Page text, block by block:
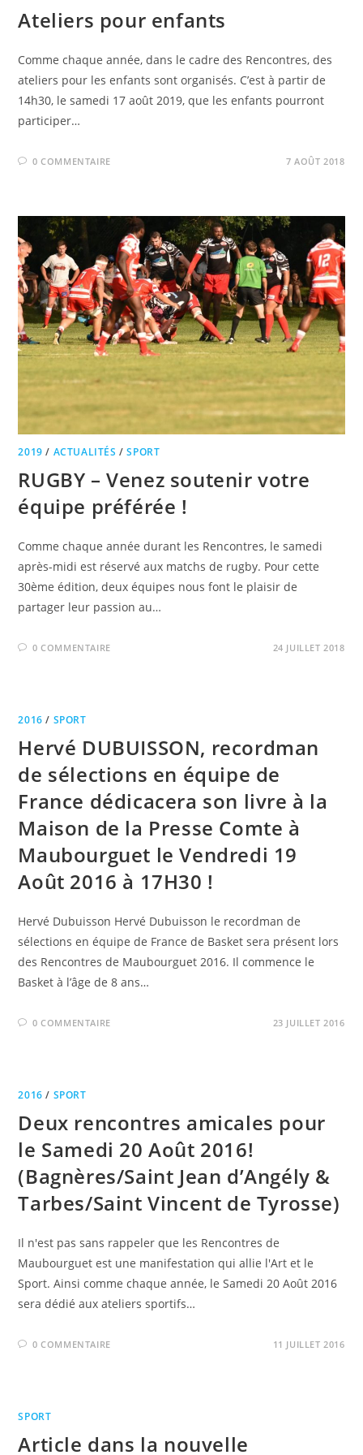
Ateliers pour enfants
Comme chaque année, dans le cadre des Rencontres, des
ateliers pour les enfants sont organisés. C’est à partir de
14h30, le samedi 17 août 2019, que les enfants pourront
participer…
0 COMMENTAIRE 7 AOÛT 2018
2019 / ACTUALITÉS /SPORT
RUGBY – Venez soutenir votre
équipe préférée !
Comme chaque année durant les Rencontres, le samedi
après-midi est réservé aux matchs de rugby. Pour cette
30ème édition, deux équipes nous font le plaisir de
partager leur passion au…
0 COMMENTAIRE 24 JUILLET 2018
2016 / SPORT
Hervé DUBUISSON, recordman
de sélections en équipe de
France dédicacera son livre à la
Maison de la Presse Comte à
Maubourguet le Vendredi 19
Août 2016 à 17H30 !
Hervé Dubuisson Hervé Dubuisson le recordman de
sélections en équipe de France de Basket sera présent lors
des Rencontres de Maubourguet 2016. Il commence le
Basket à l’âge de 8 ans…
0 COMMENTAIRE 23 JUILLET 2016
2016 / SPORT
Deux rencontres amicales pour
le Samedi 20 Août 2016!
(Bagnères/Saint Jean d’Angély &
Tarbes/Saint Vincent de Tyrosse)
Il n'est pas sans rappeler que les Rencontres de
Maubourguet est une manifestation qui allie l'Art et le
Sport. Ainsi comme chaque année, le Samedi 20 Août 2016
sera dédié aux ateliers sportifs…
0 COMMENTAIRE 11 JUILLET 2016
SPORT
Article dans la nouvelle